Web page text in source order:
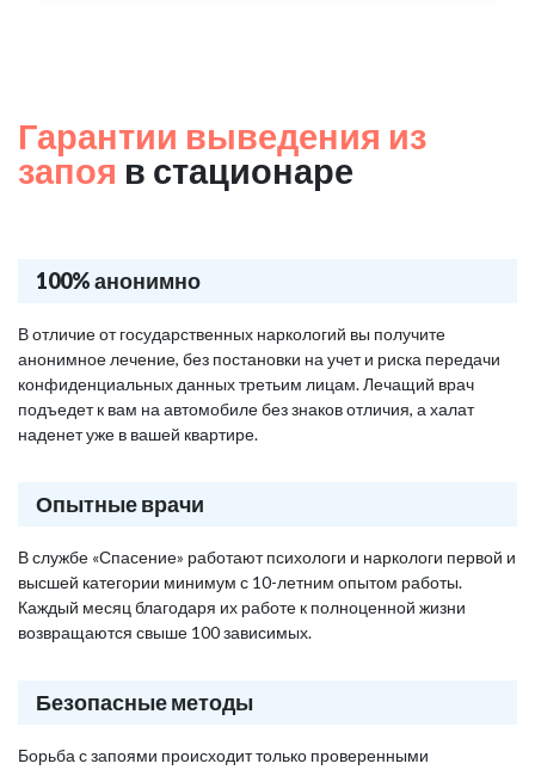
Гарантии выведения из
запоя в стационаре
100% анонимно
В отличие от государственных наркологий вы получите
анонимное лечение, без постановки на учет и риска передачи
конфиденциальных данных третьим лицам. Лечащий врач
подъедет к вам на автомобиле без знаков отличия, а халат
наденет уже в вашей квартире.
Опытные врачи
В службе «Спасение» работают психологи и наркологи первой и
высшей категории минимум с 10-летним опытом работы.
Каждый месяц благодаря их работе к полноценной жизни
возвращаются свыше 100 зависимых.
Безопасные методы
Борьба с запоями происходит только проверенными